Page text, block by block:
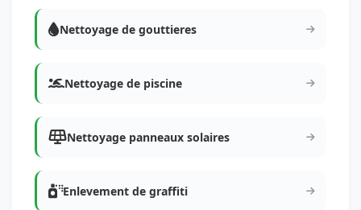
Nettoyage de gouttieres
Nettoyage de piscine
Nettoyage panneaux solaires
Enlevement de graffiti